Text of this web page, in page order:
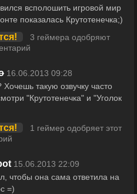
всполошить игровой мир
показалась Крутотенечка;)
3 геймера одобряют
16.06.2013 09:28
Хочешь такую озвучку часто
"Крутотенечка" и "Уголок
1 геймер одобряет этот
15.06.2013 22:09
чтобы она сама ответила на
=)